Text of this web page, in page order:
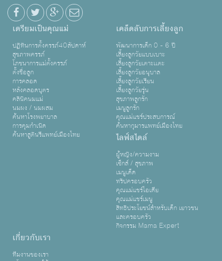
เตรียมเป็นคุณแม่
ปฏิทินการตั้งครรภ์40สัปดาห์
สุขภาพครรภ์
โภชนาการแม่ตั้งครรภ์
ตั้งชื่อลูก
การคลอด
หลังคลอดบุตร
คลินิคนมแม่
นมผง / นมผสม
ค้นหาโรงพยาบาล
การคุมกำเนิด
ค้นหาสูตินรีแพทย์เมืองไทย
เคล็ดลับการเลี้ยงลูก
พัฒนาการเด็ก 0 - 6 ปี
เลี้ยงลูกวัยแบบเบาะ
เลี้ยงลูกวัยเตาะเเตะ
เลี้ยงลูกวัยอนุบาล
เลี้ยงลูกวัยเรียน
เลี้ยงลูกวัยรุ่น
สุขภาพลูกรัก
เมนูลูกรัก
คุณแม่แชร์ประสบการณ์
ค้นหากุมารแพทย์เมืองไทย
ไลฟ์สไตล์
ผู้หญิง/ความงาม
เซ็กส์ / สุขภาพ
เมนูเด็ด
ทริปครอบครัว
คุณแม่แชร์ไอเดีย
คุณแม่แชร์เมนู
สิทธิประโยชน์สำหรับเด็ก เยาวชน
และครอบครัว
กิจกรรม Mama Expert
เกี่ยวกับเรา
ทีมงานของเรา